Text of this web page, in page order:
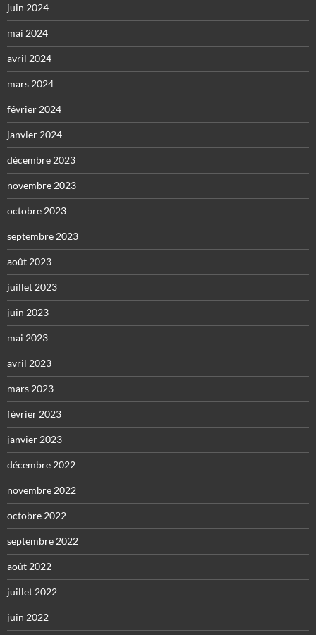
juin 2024
mai 2024
avril 2024
mars 2024
février 2024
janvier 2024
décembre 2023
novembre 2023
octobre 2023
septembre 2023
août 2023
juillet 2023
juin 2023
mai 2023
avril 2023
mars 2023
février 2023
janvier 2023
décembre 2022
novembre 2022
octobre 2022
septembre 2022
août 2022
juillet 2022
juin 2022